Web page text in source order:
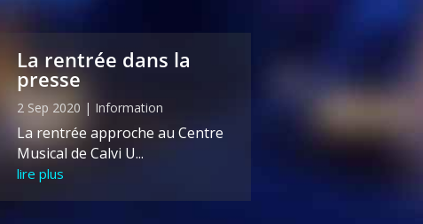
La rentrée dans la
presse
2 Sep 2020 | Information
La rentrée approche au Centre
Musical de Calvi U...
lire plus